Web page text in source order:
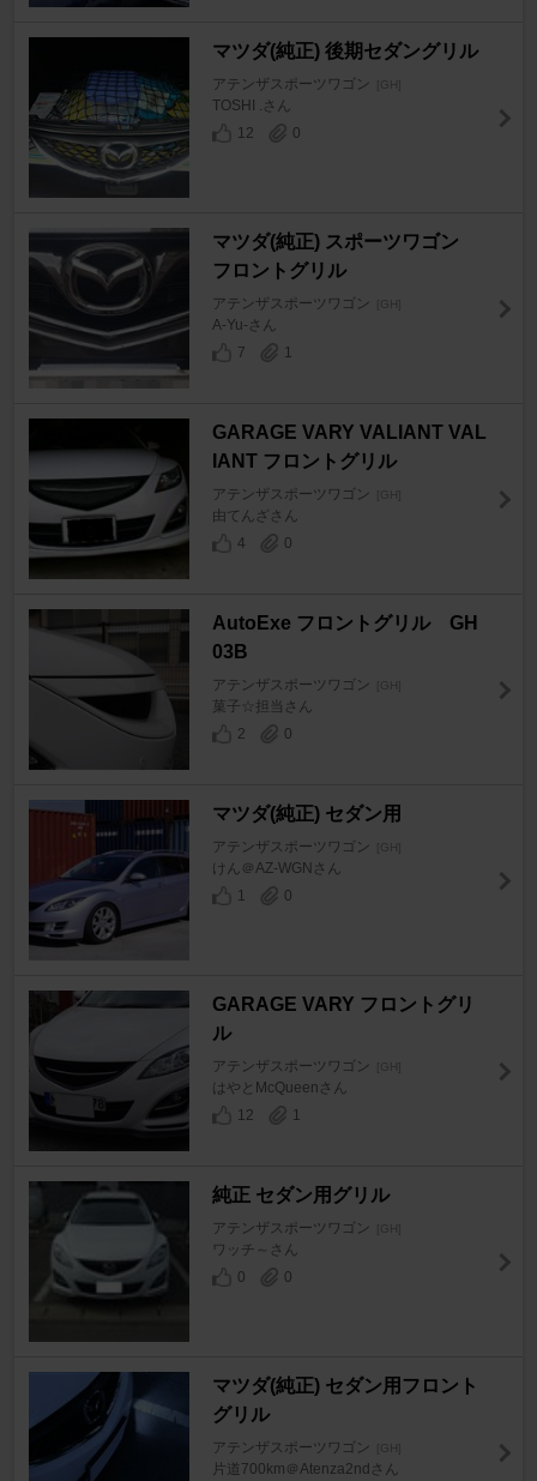
マツダ(純正) 後期セダングリル
アテンザスポーツワゴン [GH]
TOSHI .さん
12
0
マツダ(純正) スポーツワゴン
フロントグリル
アテンザスポーツワゴン [GH]
A-Yu-さん
7
1
GARAGE VARY VALIANT VAL
IANT フロントグリル
アテンザスポーツワゴン [GH]
由てんざさん
4
0
AutoExe フロントグリル GH
03B
アテンザスポーツワゴン [GH]
菓子☆担当さん
2
0
マツダ(純正) セダン用
アテンザスポーツワゴン [GH]
けん＠AZ-WGNさん
1
0
GARAGE VARY フロントグリ
ル
アテンザスポーツワゴン [GH]
はやとMcQueenさん
12
1
純正 セダン用グリル
アテンザスポーツワゴン [GH]
ワッチ～さん
0
0
マツダ(純正) セダン用フロント
グリル
アテンザスポーツワゴン [GH]
片道700km＠Atenza2ndさん